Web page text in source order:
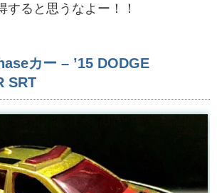
すると思うなよー！！
カー – ’15 DODGE
SRT